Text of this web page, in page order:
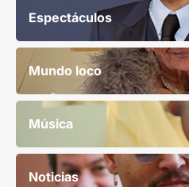
Espectáculos
Mundo loco
Música
Noticias